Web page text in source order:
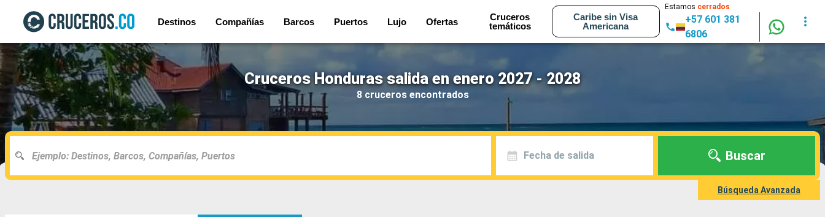
Destinos Compañías Barcos Puertos Lujo Ofertas
Cruceros
temáticos
Caribe sin Visa
Americana
Estamos cerrados
+57 601 381
6806
Cruceros Honduras salida en enero 2027 - 2028
8 cruceros encontrados
Fecha de salida Buscar
Búsqueda Avanzada